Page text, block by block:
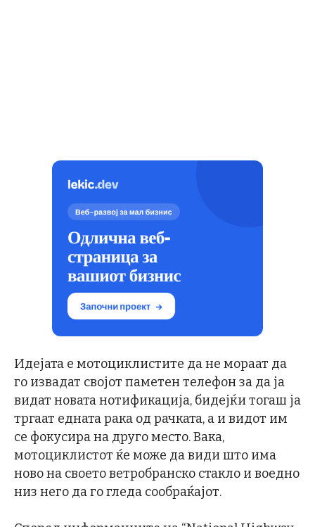
Идејата е мотоциклистите да не мораат да
го извадат својот паметен телефон за да ја
видат новата нотификација, бидејќи тогаш ја
тргаат едната рака од рачката, а и видот им
се фокусира на друго место. Вака,
мотоциклистот ќе може да види што има
ново на своето ветробранско стакло и воедно
низ него да го гледа сообраќајот.